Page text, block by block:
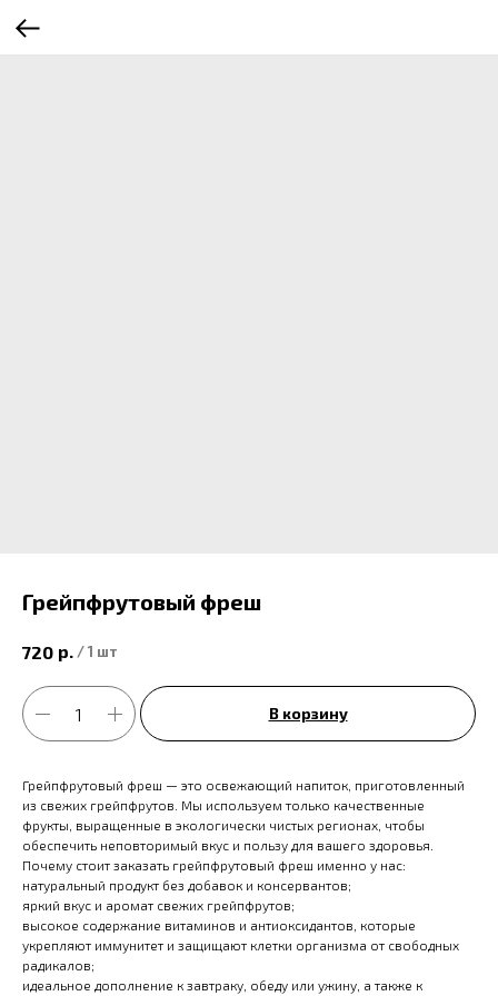
Грейпфрутовый фреш
720 р. /1 шт
В корзину
Грейпфрутовый фреш — это освежающий напиток, приготовленный
из свежих грейпфрутов. Мы используем только качественные
фрукты, выращенные в экологически чистых регионах, чтобы
обеспечить неповторимый вкус и пользу для вашего здоровья.
Почему стоит заказать грейпфрутовый фреш именно у нас:
натуральный продукт без добавок и консервантов;
яркий вкус и аромат свежих грейпфрутов;
высокое содержание витаминов и антиоксидантов, которые
укрепляют иммунитет и защищают клетки организма от свободных
радикалов;
идеальное дополнение к завтраку, обеду или ужину, а также к